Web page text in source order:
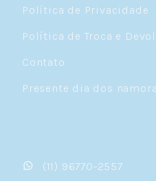
Política de Privacidade
Política de Troca e
Contato
Presente dia dos
(11) 96770-2557